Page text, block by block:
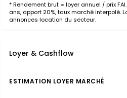
* Rendement brut = loyer annuel / prix
ans, apport 20%, taux marché interpolé.
annonces location du secteur.
Loyer & Cashflow
ESTIMATION LOYER MARCHÉ